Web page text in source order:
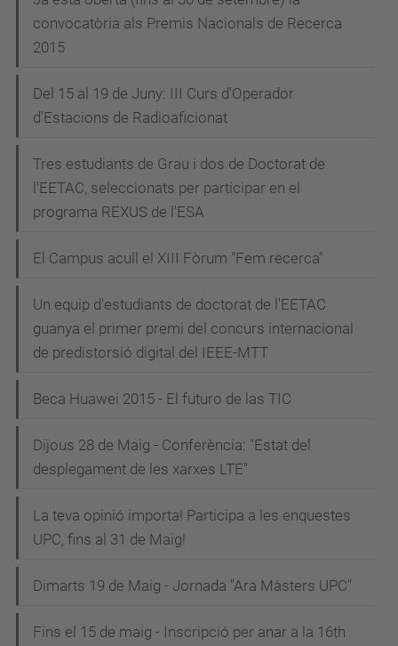
convocatòria als Premis Nacionals de Recerca
2015
Del 15 al 19 de Juny: III Curs d'Operador
d'Estacions de Radioaficionat
Tres estudiants de Grau i dos de Doctorat de
l'EETAC, seleccionats per participar en el
programa REXUS de l'ESA
El Campus acull el XIII Fòrum "Fem recerca"
Un equip d'estudiants de doctorat de l'EETAC
guanya el primer premi del concurs internacional
de predistorsió digital del IEEE-MTT
Beca Huawei 2015 - El futuro de las TIC
Dijous 28 de Maig - Conferència: "Estat del
desplegament de les xarxes LTE"
La teva opinió importa! Participa a les enquestes
UPC, fins al 31 de Maig!
Dimarts 19 de Maig - Jornada "Ara Màsters UPC"
Fins el 15 de maig - Inscripció per anar a la 16th